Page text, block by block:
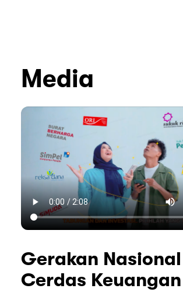
Media
Gerakan Nasional
Cerdas Keuangan